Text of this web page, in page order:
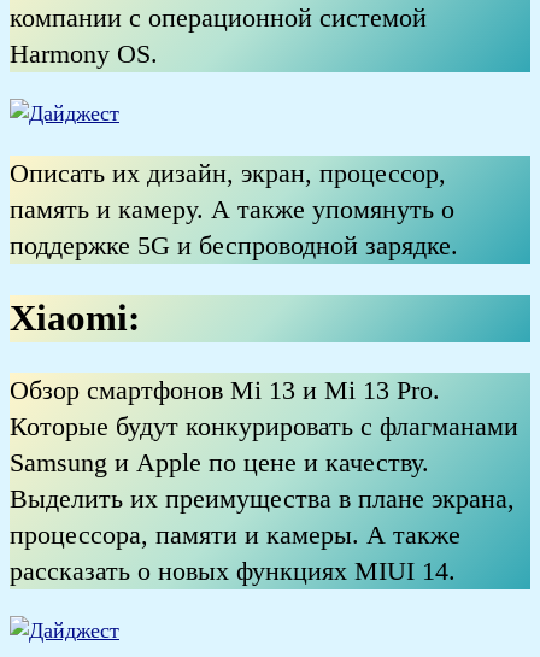
компании с операционной системой
Harmony OS.
Описать их дизайн, экран, процессор,
память и камеру. А также упомянуть о
поддержке 5G и беспроводной зарядке.
Xiaomi:
Обзор смартфонов Mi 13 и Mi 13 Pro.
Которые будут конкурировать с флагманами
Samsung и Apple по цене и качеству.
Выделить их преимущества в плане экрана,
процессора, памяти и камеры. А также
рассказать о новых функциях MIUI 14.